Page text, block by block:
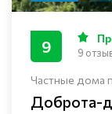
Частные дома
Доброта-
9 9